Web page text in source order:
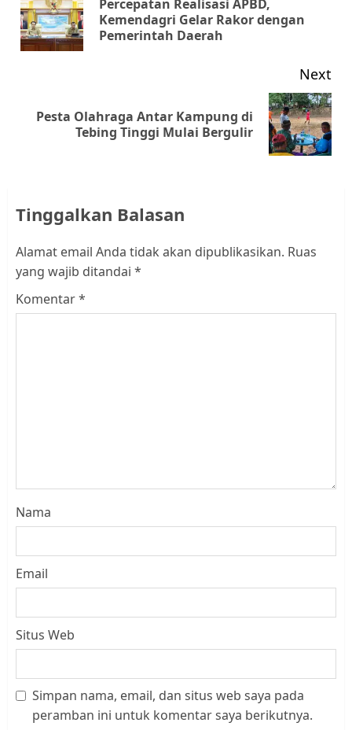
Percepatan Realisasi APBD,
Kemendagri Gelar Rakor dengan
Pemerintah Daerah
Next
Next
Pesta Olahraga Antar Kampung di
Tebing Tinggi Mulai Bergulir
Tinggalkan Balasan
Alamat email Anda tidak akan dipublikasikan. Ruas
yang wajib ditandai *
Komentar*
Nama
Email
Situs Web
Simpan nama, email, dan situs web saya pada
peramban ini untuk komentar saya berikutnya.
Kader Pajak jadi Penghubung